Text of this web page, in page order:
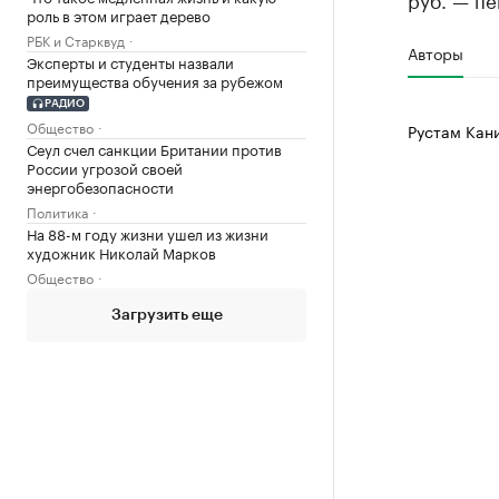
роль в этом играет дерево
РБК и Старквуд
Эксперты и студенты назвали
преимущества обучения за рубежом
РАДИО
Общество
Сеул счел санкции Британии против
России угрозой своей
энергобезопасности
Политика
На 88-м году жизни ушел из жизни
художник Николай Марков
Общество
Загрузить еще
Авторы
Рустам